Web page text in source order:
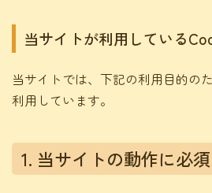
当サイトが利用している
当サイトでは、下記の利用目的の
利用しています。
1. 当サイトの動作に必